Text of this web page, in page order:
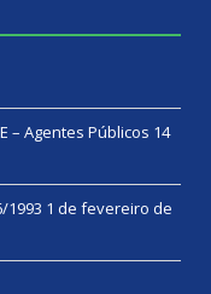
– Agentes Públicos 14
1993 1 de fevereiro de